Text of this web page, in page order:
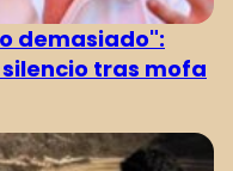
demasiado":
tras mofa